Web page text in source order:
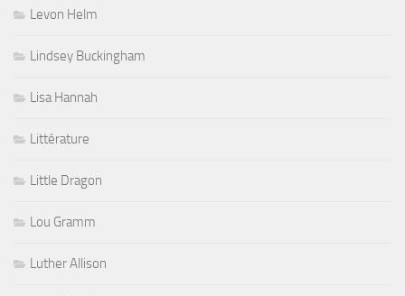
Levon Helm
Lindsey Buckingham
Lisa Hannah
Littérature
Little Dragon
Lou Gramm
Luther Allison